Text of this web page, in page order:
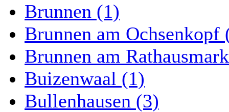
Brunnen (1)
Brunnen am Ochsenkopf
Brunnen am
Buizenwaal (1)
Bullenhausen (3)